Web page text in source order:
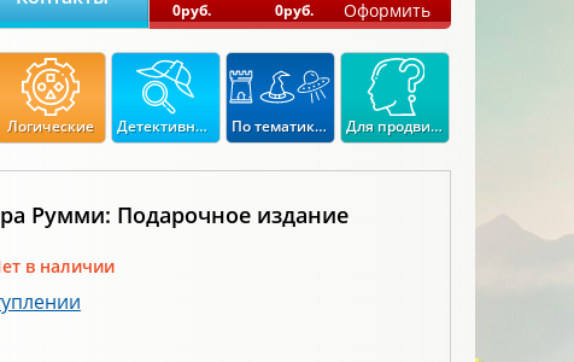
0руб.
0руб. Оформить
Логические Детективные По тематикам Для продвинутых
Румми: Подарочное издание
в наличии